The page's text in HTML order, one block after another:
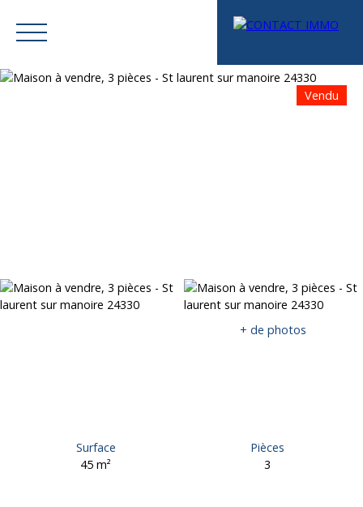
Mes favoris Espace vendeur Estimation
Vendu
+ de photos
Surface
45m²
Pièces
3